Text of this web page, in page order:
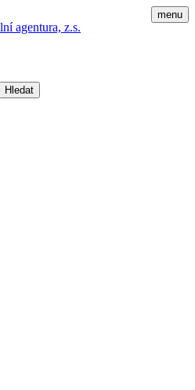
menu
agentura, z.s.
Hledat